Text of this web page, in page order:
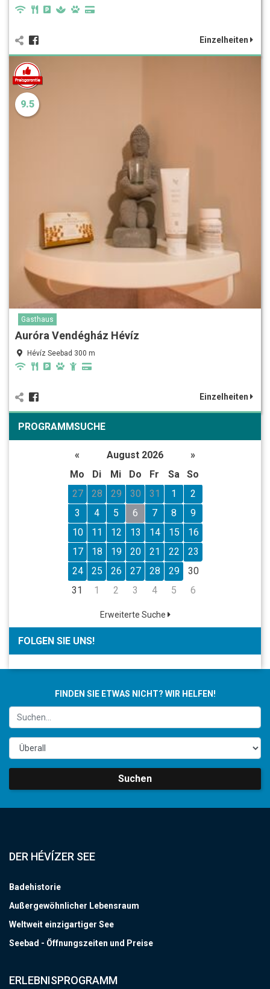
Einzelheiten
9.5
Gasthaus
Auróra Vendégház Hévíz
Hévíz Seebad 300 m
Einzelheiten
PROGRAMMSUCHE
« August 2026
»
Mo
Di Mi Do Fr Sa
So
27
28 29 30 31 1
2
3
4 5 6 7 8
9
10
11 12 13 14 15
16
17
18 19 20 21 22
23
24
25 26 27 28 29
30
31
1 2 3 4 5 6
Erweiterte Suche
FOLGEN SIE UNS!
FINDEN SIE ETWAS NICHT? WIR HELFEN!
Suchen
DER HÉVÍZER SEE
Badehistorie
Außergewöhnlicher Lebensraum
Weltweit einzigartiger See
Seebad - Öffnungszeiten und Preise
ERLEBNISPROGRAMM